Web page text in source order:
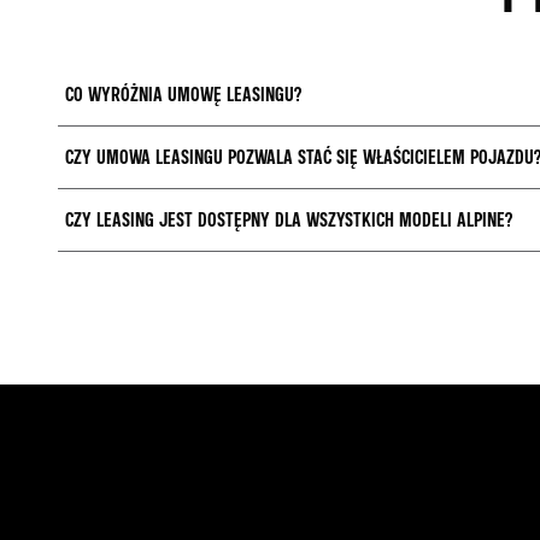
CO WYRÓŻNIA UMOWĘ LEASINGU?
W trakcie trwania umowy leasingu nie jesteś właścicielem pojazdu.
CZY UMOWA LEASINGU POZWALA STAĆ SIĘ WŁAŚCICIELEM POJAZDU?
Jeśli korzystasz z umowy leasingu, to możesz stać się właścicielem
CZY LEASING JEST DOSTĘPNY DLA WSZYSTKICH MODELI ALPINE?